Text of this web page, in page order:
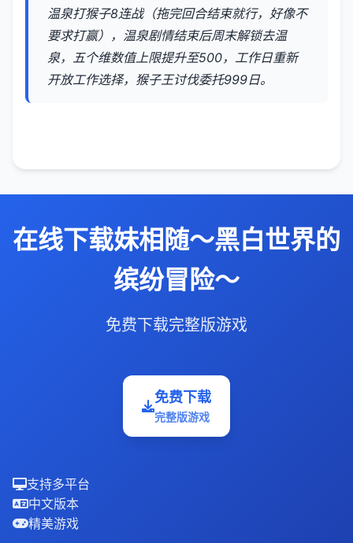
温泉打猴子8连战（拖完回合结束就行，好像不
要求打赢），温泉剧情结束后周末解锁去温
泉，五个维数值上限提升至500，工作日重新
开放工作选择，猴子王讨伐委托999日。
在线下载妹相随～黑白世界的
缤纷冒险～
免费下载完整版游戏
免费下载
完整版游戏
支持多平台
中文版本
精美游戏